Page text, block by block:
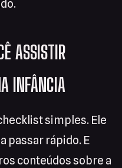
ASSISTIR
INFÂNCIA
simples. Ele
passar rápido. E
conteúdos sobre a